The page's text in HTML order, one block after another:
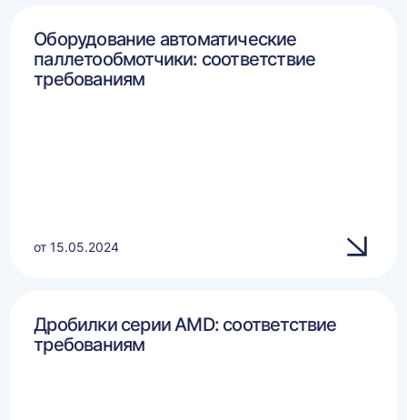
Оборудование автоматические
паллетообмотчики: соответствие
требованиям
от 15.05.2024
Дробилки серии AMD: соответствие
требованиям